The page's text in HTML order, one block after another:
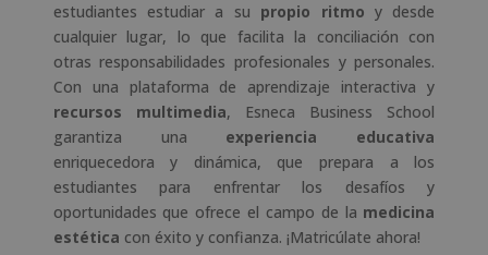
estudiantes estudiar a su propio ritmo y desde
cualquier lugar, lo que facilita la conciliación con
otras responsabilidades profesionales y personales.
Con una plataforma de aprendizaje interactiva y
recursos multimedia, Esneca Business School
garantiza una experiencia educativa
enriquecedora y dinámica, que prepara a los
estudiantes para enfrentar los desafíos y
oportunidades que ofrece el campo de la medicina
estética con éxito y confianza. ¡Matricúlate ahora!